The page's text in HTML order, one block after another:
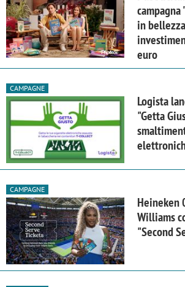
campagna
in
euro
CAMPAGNE
Logista
"Getta
CAMPAGNE
Heineken
Williams
"Second